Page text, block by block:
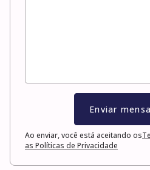
Enviar
Ao enviar, você está aceitando os
as Políticas de Privacidade